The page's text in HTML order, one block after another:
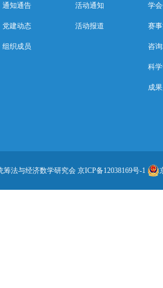
通知通告
党建动态
组织成员
活动通知
活动报道
学
赛
咨
科
成
筹法与经济数学研究会 京ICP备12038169号-1